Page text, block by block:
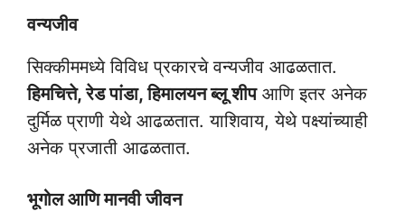
वन्यजीव
सिक्कीममध्ये विविध प्रकारचे वन्यजीव आढळतात.
हिमचित्ते, रेड पांडा, हिमालयन ब्लू शीपआणि इतर अनेक
दुर्मिळ प्राणी येथे आढळतात. याशिवाय, येथे पक्ष्यांच्याही
अनेक प्रजाती आढळतात.
भूगोल आणि मानवी जीवन